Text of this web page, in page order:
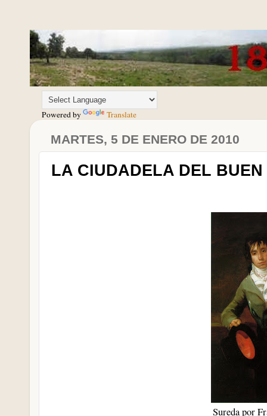
Powered by Translate
MARTES, 5 DE ENERO DE 2010
LA CIUDADELA DEL
Sureda por